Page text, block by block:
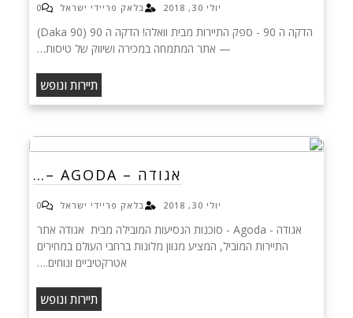
יולי 30, 2018 בלאק פריידי ישראל 0
הדקה ה 90 - ספק התיירות מבית וואלה! הדקה ה 90 (Daka 90)
— אתר המתמחה במכירה ושיווק של טיסות…
תיירות ונופש
אגודה – AGODA –…
יולי 30, 2018 בלאק פריידי ישראל 0
אגודה - Agoda - סוכנות הנסיעות המובילה מבית אגודה אתר
התיירות המוביל, המציע מגוון מלונות ברחבי העולם במחירים
אטרקטיביים ונוחים.…
תיירות ונופש